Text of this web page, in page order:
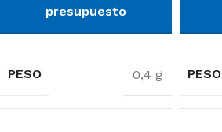
presupuesto
PESO 0,4 g PESO